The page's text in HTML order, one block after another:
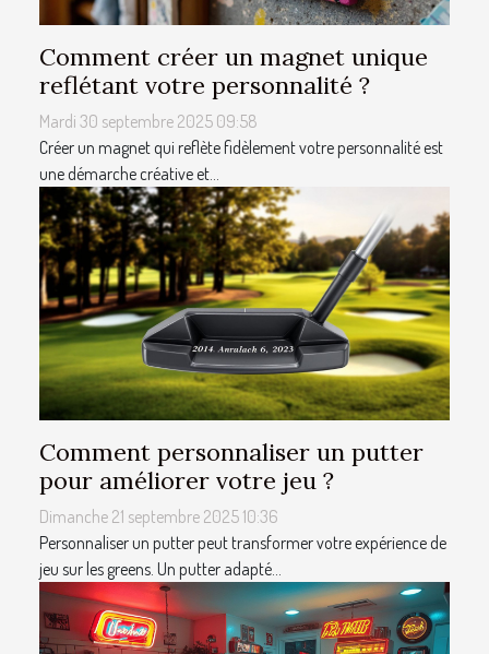
Comment créer un magnet unique
reflétant votre personnalité ?
Mardi 30 septembre 2025 09:58
Créer un magnet qui reflète fidèlement votre personnalité est
une démarche créative et...
Comment personnaliser un putter
pour améliorer votre jeu ?
Dimanche 21 septembre 2025 10:36
Personnaliser un putter peut transformer votre expérience de
jeu sur les greens. Un putter adapté...